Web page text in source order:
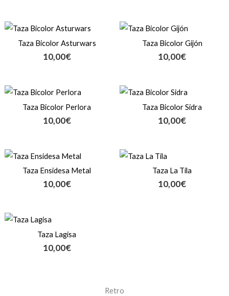
Taza Bicolor Asturwars
10,00€
Taza Bicolor Gijón
10,00€
Taza Bicolor Perlora
10,00€
Taza Bicolor Sidra
10,00€
Taza Ensidesa Metal
10,00€
Taza La Tila
10,00€
Taza Lagisa
10,00€
Retro